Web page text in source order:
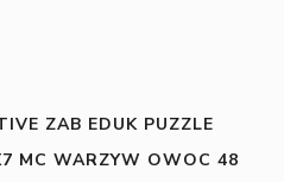
ZAB EDUK PUZZLE
MC WARZYW OWOC 48